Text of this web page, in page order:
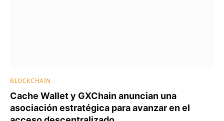
BLOCKCHAIN
Cache Wallet y GXChain anuncian una
asociación estratégica para avanzar en el